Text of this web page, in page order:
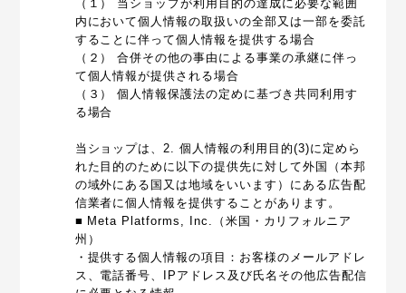
（１） 当ショップが利用目的の達成に必要な範囲
内において個人情報の取扱いの全部又は一部を委託
することに伴って個人情報を提供する場合
（２） 合併その他の事由による事業の承継に伴っ
て個人情報が提供される場合
（３） 個人情報保護法の定めに基づき共同利用す
る場合
当ショップは、2. 個人情報の利用目的(3)に定めら
れた目的のために以下の提供先に対して外国（本邦
の域外にある国又は地域をいいます）にある広告配
信業者に個人情報を提供することがあります。
■ Meta Platforms, Inc.（米国・カリフォルニア
州）
・提供する個人情報の項目：お客様のメールアドレ
ス、電話番号、IPアドレス及び氏名その他広告配信